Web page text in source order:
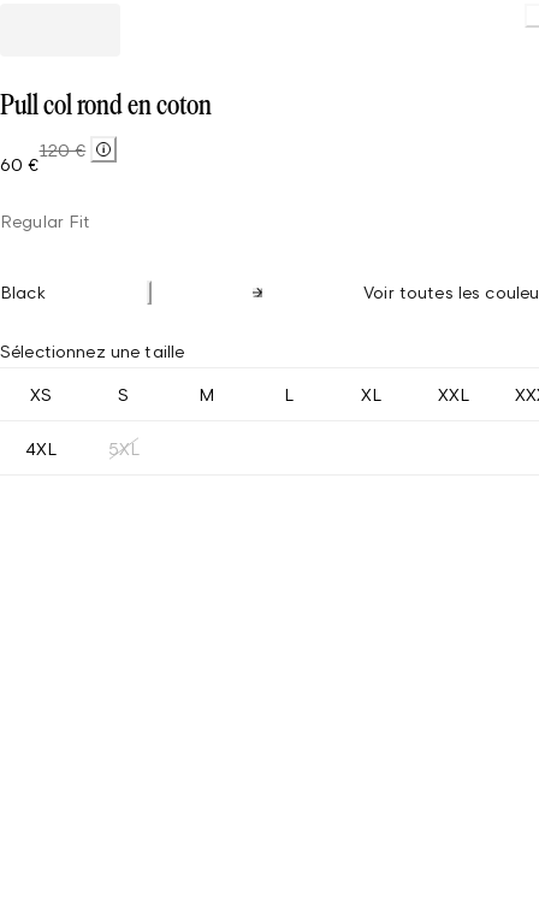
Pull col rond en coton
60 €
120 €
Regular Fit
Black Voir toutes les
Sélectionnez une taille
XS S M L XL XXL
4XL 5XL